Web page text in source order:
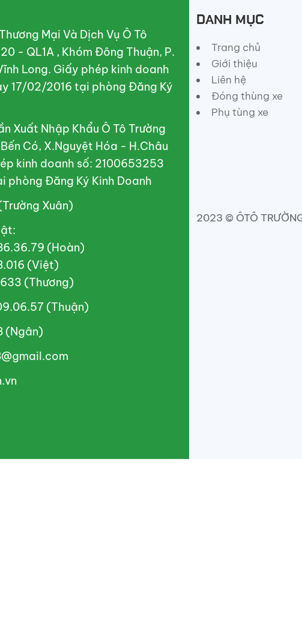
Mại Và Dịch Vụ Ô Tô
- QL1A , Khóm Đông Thuận, P.
Long. Giấy phép kinh doanh
17/02/2016 tại phòng Đăng Ký
Xuất Nhập Khẩu Ô Tô Trường
Có, X.Nguyệt Hóa - H.Châu
kinh doanh số: 2100653253
Đăng Ký Kinh Doanh
Xuân)
(Hoàn)
(Việt)
(Thương)
(Thuận)
(Ngân)
DANH MỤC
Trang chủ
Giới thiệu
Liên hệ
Đóng thùng xe
Phụ tùng xe
2023 © ÔTÔ